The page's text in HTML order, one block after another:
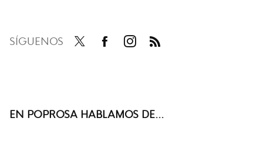
SÍGUENOS
EN POPROSA HABLAMOS DE...